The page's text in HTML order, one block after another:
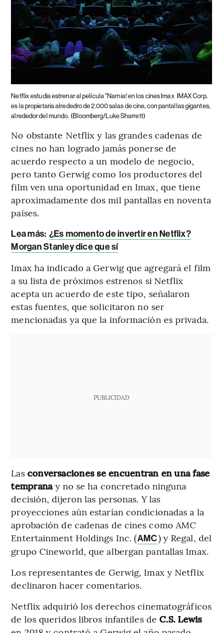
Netflix estudia estrenar al película "Narnia! en los cines Imax
IMAX Corp.
es la propietaria alrededro de 2.000 salas de cine, con pantallas gigantes,
alrededor del mundo. (Bloomberg/Luke Sharrett)
No obstante Netflix y las grandes cadenas de
cines no han logrado jamás ponerse de
acuerdo respecto a un modelo de negocio,
pero tanto Gerwig como los productores del
film ven una oportunidad en Imax, que tiene
aproximadamente dos mil pantallas en noventa
países.
Lea más: ¿Es momento de invertir en Netflix?
Morgan Stanley dice que sí
Imax ha indicado a Gerwig que agregará el film
a su lista de próximos estrenos si Netflix
acepta un acuerdo de este tipo, señalaron
estas fuentes, que solicitaron no ser
mencionadas ya que la información es privada.
PUBLICIDAD
Las conversaciones se encuentran en una fase
temprana y no se ha concretado ninguna
decisión, dijeron las personas. Y las
proyecciones aún estarían condicionadas a la
aprobación de cadenas de cines como AMC
Entertainment Holdings Inc. (AMC) y Regal, del
grupo Cineworld, que albergan pantallas Imax.
Los representantes de Gerwig, Imax y Netflix
declinaron hacer comentarios.
Netflix adquirió los derechos cinematográficos
de los queridos libros infantiles de C.S. Lewis